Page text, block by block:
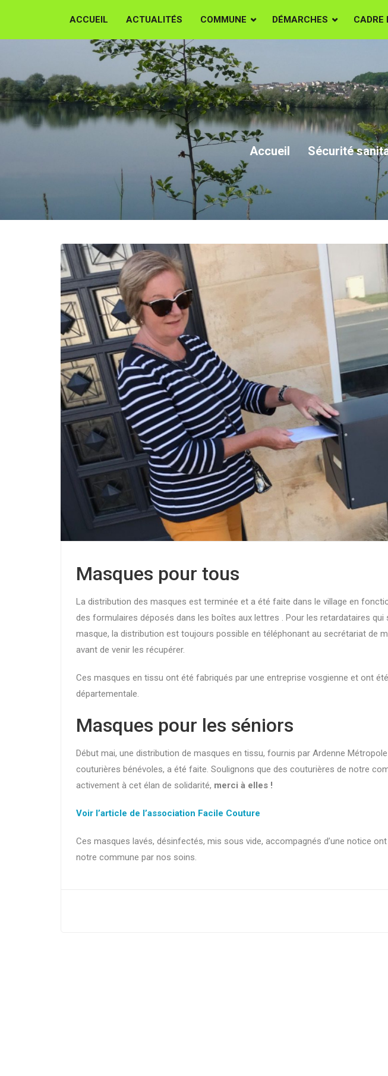
ACCUEIL ACTUALITÉS COMMUNE DÉMARCHES CADRE
Accueil Sécurité
Masques pour tous
La distribution des masques est terminée et a été faite dans le village en
des formulaires déposés dans les boîtes aux lettres . Pour les retardataires qui
masque, la distribution est toujours possible en téléphonant au secrétariat de
avant de venir les récupérer.
Ces masques en tissu ont été fabriqués par une entreprise vosgienne et ont
départementale.
Masques pour les séniors
Début mai, une distribution de masques en tissu, fournis par Ardenne
couturières bénévoles, a été faite. Soulignons que des couturières de notre
activement à cet élan de solidarité, merci à elles !
Voir l’article de l’association Facile Couture
Ces masques lavés, désinfectés, mis sous vide, accompagnés d’une notice
notre commune par nos soins.